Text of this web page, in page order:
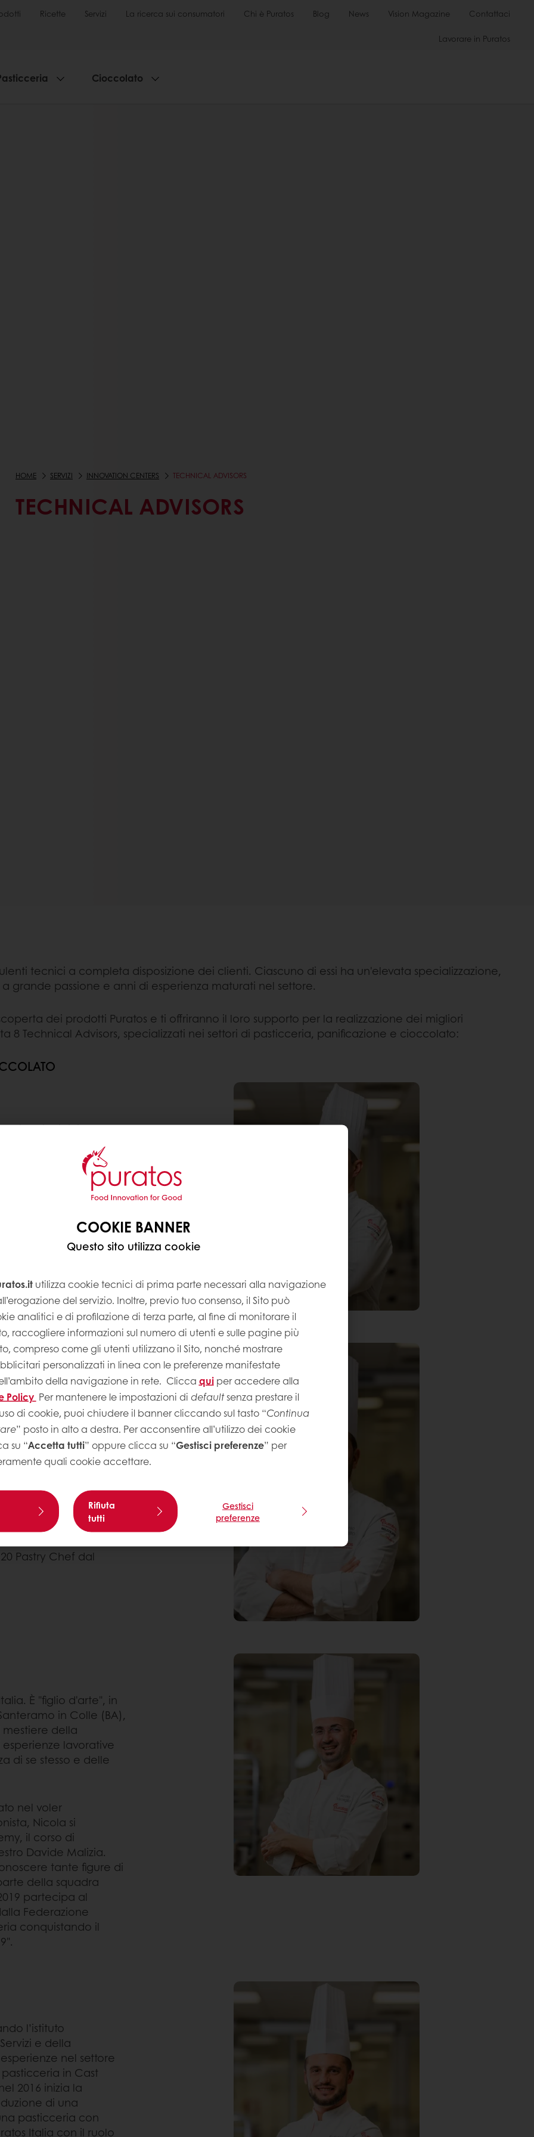
Ricette Servizi La ricerca sui consumatori Chi è Puratos Blog News Vision Magazine Contattaci
Lavorare in Puratos
Cioccolato
HOME SERVIZI INNOVATION CENTERS TECHNICAL ADVISORS
TECHNICAL ADVISORS
tecnici a completa disposizione dei clienti. Ciascuno di essi ha un'elevata specializzazione,
grande passione e anni di esperienza maturati nel settore.
dei prodotti Puratos e ti offriranno il loro supporto per la realizzazione dei migliori
8 Technical Advisors, specializzati nei settori di pasticceria, panificazione e cioccolato:
Italia. Di origini
la passione per
dei genitori. Studia
e
italiane. Allo
diversi corsi
degli anni
da ricorrenza.
e internazionale,
che all'estero.
Italia. A seguito del
ha iniziato il suo
La profonda passione
dove inizia a
di formazione
come: Sebastien
Bruno Montcoudiol.
con un bagaglio
settore dell'alta
Pastry Chef dal
È "figlio d'arte", in
in Colle (BA),
della
lavorative
di se stesso e delle
nel voler
Nicola si
il corso di
Davide Malizia.
tante figure di
della squadra
partecipa al
Federazione
conquistando il
l’istituto
e della
nel settore
in Cast
2016 inizia la
di una
pasticceria con
Italia con il ruolo
COOKIE BANNER
Questo sito utilizza cookie
utilizza cookie tecnici di prima parte necessari alla navigazione
del servizio. Inoltre, previo tuo consenso, il Sito può
analitici e di profilazione di terza parte, al fine di monitorare il
raccogliere informazioni sul numero di utenti e sulle pagine più
compreso come gli utenti utilizzano il Sito, nonché mostrare
personalizzati in linea con le preferenze manifestate
della navigazione in rete. Clicca quiper accedere alla
Policy Per mantenere le impostazioni di defaultsenza prestare il
di cookie, puoi chiudere il banner cliccando sul tasto “Continua
” posto in alto a destra. Per acconsentire all’utilizzo dei cookie
su “Accetta tutti” oppure clicca su “Gestisci preferenze” per
quali cookie accettare.
Rifiuta
tutti
Gestisci
preferenze